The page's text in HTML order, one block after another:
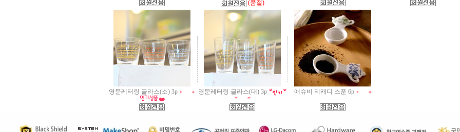
(품절)
영문레터링 글라스(소) 3p 영문레터링 글라스(대) 3p 애슈비 티캐디 스푼 6p